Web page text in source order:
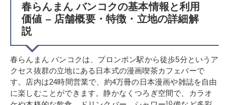
春らんまん バンコクの基本情報と利用
価値 – 店舗概要・特徴・立地の詳細解
説
春らんまん バンコクは、プロンポン駅から徒歩5分というア
クセス抜群の立地にある日本式の漫画喫茶カフェバーで
す。店内は24時間営業で、約4万冊の日本漫画や雑誌を自由
に楽しむことができます。静かなくつろぎ空間で、カラオ